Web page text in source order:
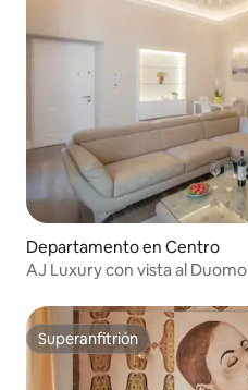
Departamento en Centro
AJ Luxury con vista al Duomo
Superanfitrión
Superanfitrión